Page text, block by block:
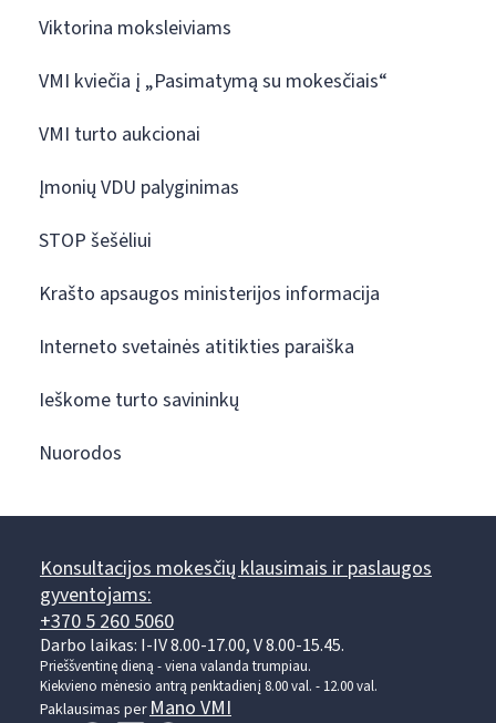
Viktorina moksleiviams
VMI kviečia į „Pasimatymą su mokesčiais“
VMI turto aukcionai
Įmonių VDU palyginimas
STOP šešėliui
Krašto apsaugos ministerijos informacija
Interneto svetainės atitikties paraiška
Ieškome turto savininkų
Nuorodos
Konsultacijos mokesčių klausimais ir paslaugos
gyventojams:
+370 5 260 5060
Darbo laikas: I-IV 8.00-17.00, V 8.00-15.45.
Prieššventinę dieną - viena valanda trumpiau.
Kiekvieno mėnesio antrą penktadienį 8.00 val. - 12.00 val.
Paklausimas perMano VMI